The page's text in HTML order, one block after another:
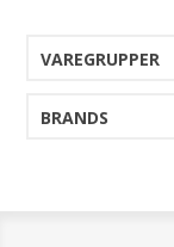
VAREGRUPPER
BRANDS